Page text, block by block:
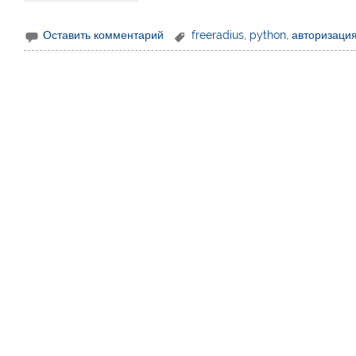
Оставить комментарий freeradius, python,